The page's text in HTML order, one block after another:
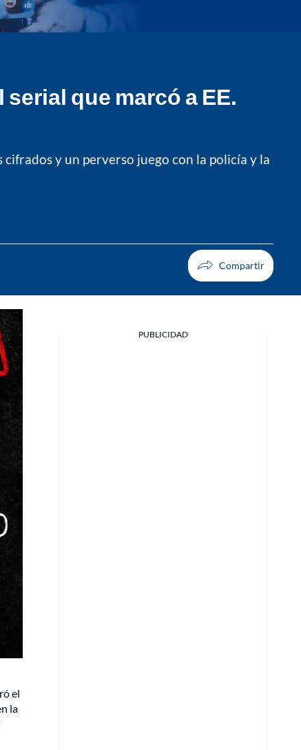
que marcó a EE.
cifrados y un perverso juego con la policía y la
el
la
PUBLICIDAD